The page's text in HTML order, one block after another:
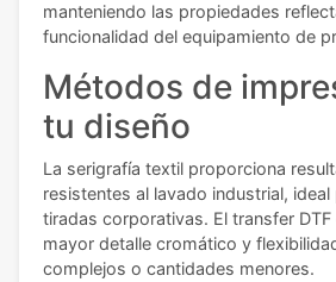
manteniendo las propiedades
funcionalidad del equipamiento de
Métodos de
tu diseño
La serigrafía textil proporciona
resistentes al lavado industrial, ideal
tiradas corporativas. El transfer
mayor detalle cromático y
complejos o cantidades menores.